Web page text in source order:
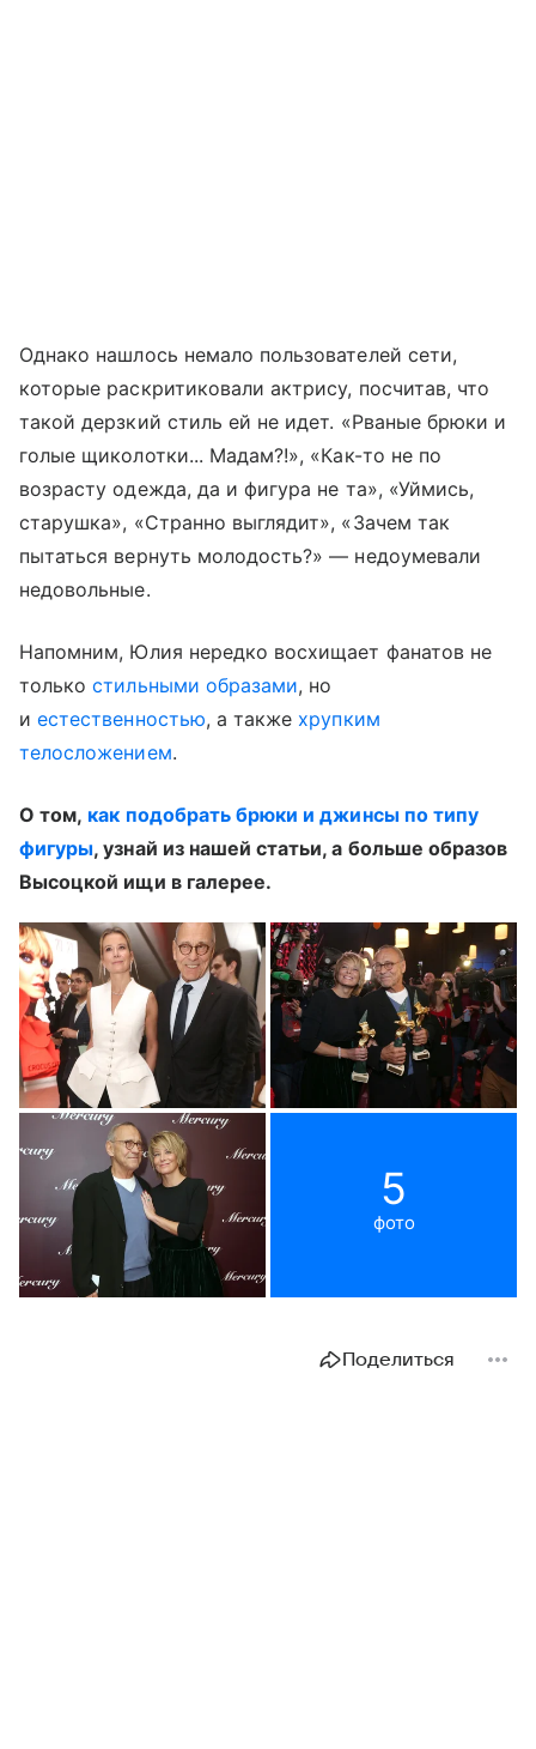
Однако нашлось немало пользователей сети,
которые раскритиковали актрису, посчитав, что
такой дерзкий стиль ей не идет. «Рваные брюки и
голые щиколотки... Мадам?!», «Как-то не по
возрасту одежда, да и фигура не та», «Уймись,
старушка», «Странно выглядит», «Зачем так
пытаться вернуть молодость?» — недоумевали
недовольные.
Напомним, Юлия нередко восхищает фанатов не
толькостильными образами, но
иестественностью, а также хрупким
телосложением.
О том, как подобрать брюки и джинсы по типу
фигуры, узнай из нашей статьи, а больше образов
Высоцкой ищи в галерее.
5
фото
Поделиться